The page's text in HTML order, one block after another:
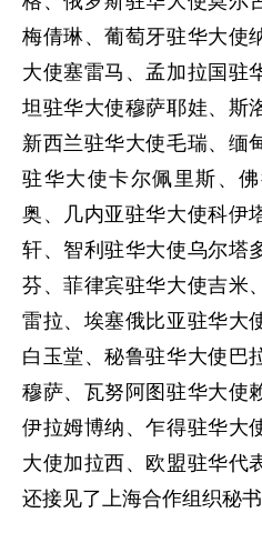
梅倩琳、葡萄牙驻华大使
大使塞雷马、孟加拉国驻
坦驻华大使穆萨耶娃、斯
新西兰驻华大使毛瑞、缅
驻华大使卡尔佩里斯、
奥、几内亚驻华大使科伊
轩、智利驻华大使乌尔塔
芬、菲律宾驻华大使吉米
雷拉、埃塞俄比亚驻华大
白玉堂、秘鲁驻华大使巴
穆萨、瓦努阿图驻华大使
伊拉姆博纳、乍得驻华大
大使加拉西、欧盟驻华代
还接见了上海合作组织秘书